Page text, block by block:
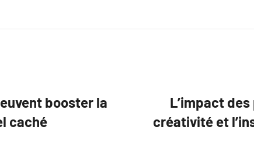
booster la
caché
L’impact
créativité et